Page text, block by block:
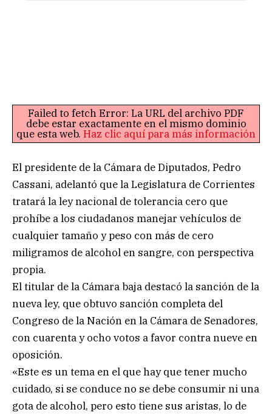
Failed to fetch Error: La URL del archivo PDF
debe estar exactamente en el mismo dominio
que esta web. Haz clic aquí para más información
El presidente de la Cámara de Diputados, Pedro
Cassani, adelantó que la Legislatura de Corrientes
tratará la ley nacional de tolerancia cero que
prohíbe a los ciudadanos manejar vehículos de
cualquier tamaño y peso con más de cero
miligramos de alcohol en sangre, con perspectiva
propia.
El titular de la Cámara baja destacó la sanción de la
nueva ley, que obtuvo sanción completa del
Congreso de la Nación en la Cámara de Senadores,
con cuarenta y ocho votos a favor contra nueve en
oposición.
«Este es un tema en el que hay que tener mucho
cuidado, si se conduce no se debe consumir ni una
gota de alcohol, pero esto tiene sus aristas, lo de